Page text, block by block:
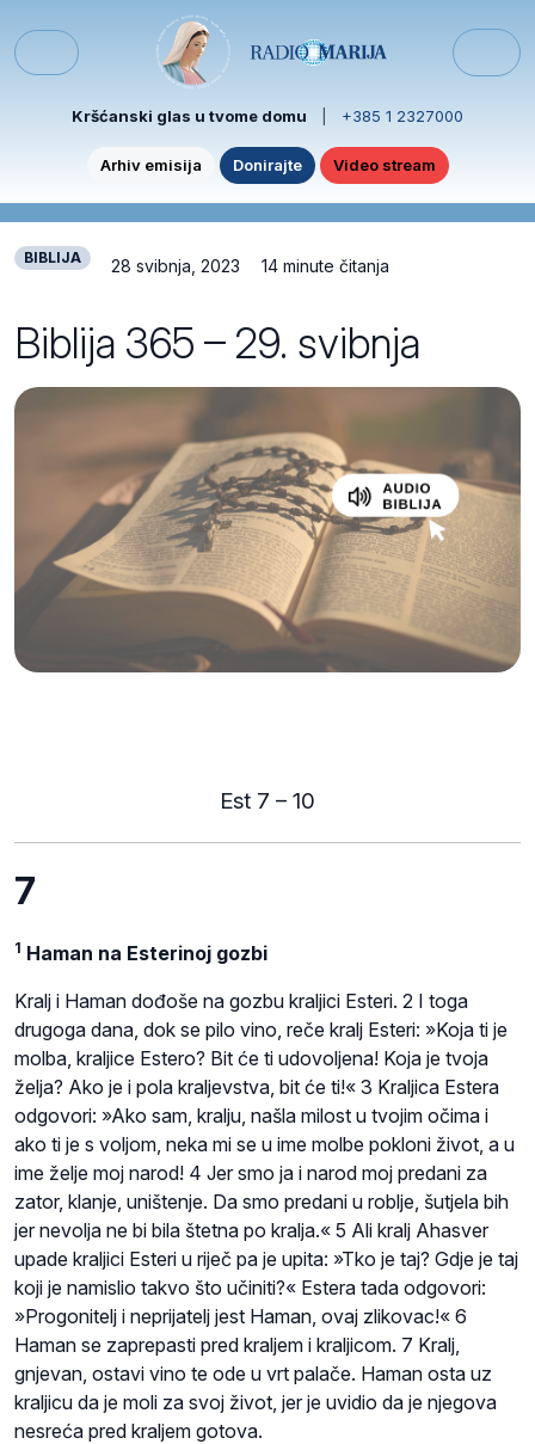
Menu
Kršćanski glas u tvome domu +385 1 2327000
Arhiv emisija Donirajte Video stream
BIBLIJA 28 svibnja, 2023 14 minute čitanja
Biblija 365 – 29. svibnja
Est 7 – 10
7
1 Haman na Esterinoj gozbi
Kralj i Haman dođoše na gozbu kraljici Esteri. 2 I toga
drugoga dana, dok se pilo vino, reče kralj Esteri: »Koja ti je
molba, kraljice Estero? Bit će ti udovoljena! Koja je tvoja
želja? Ako je i pola kraljevstva, bit će ti!« 3 Kraljica Estera
odgovori: »Ako sam, kralju, našla milost u tvojim očima i
ako ti je s voljom, neka mi se u ime molbe pokloni život, a u
ime želje moj narod! 4 Jer smo ja i narod moj predani za
zator, klanje, uništenje. Da smo predani u roblje, šutjela bih
jer nevolja ne bi bila štetna po kralja.« 5 Ali kralj Ahasver
upade kraljici Esteri u riječ pa je upita: »Tko je taj? Gdje je taj
koji je namislio takvo što učiniti?« Estera tada odgovori:
»Progonitelj i neprijatelj jest Haman, ovaj zlikovac!« 6
Haman se zaprepasti pred kraljem i kraljicom. 7 Kralj,
gnjevan, ostavi vino te ode u vrt palače. Haman osta uz
kraljicu da je moli za svoj život, jer je uvidio da je njegova
nesreća pred kraljem gotova.